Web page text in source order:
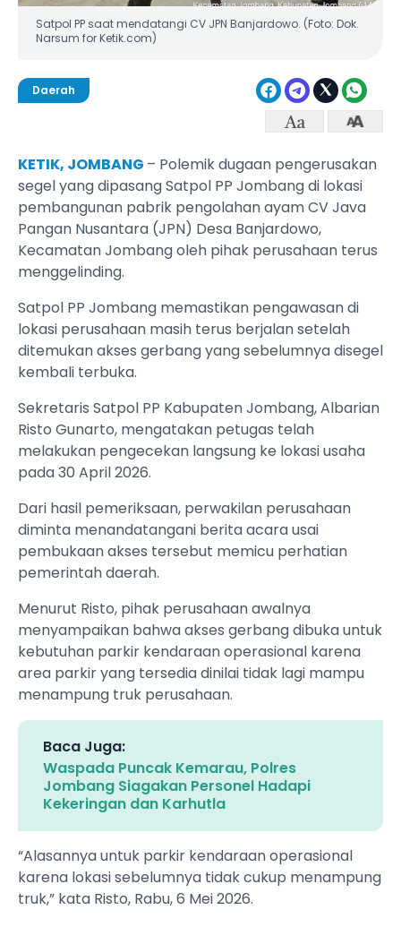
Satpol PP saat mendatangi CV JPN Banjardowo. (Foto: Dok.
Narsum for Ketik.com)
Daerah
KETIK, JOMBANG – Polemik dugaan pengerusakan
segel yang dipasang Satpol PP Jombang di lokasi
pembangunan pabrik pengolahan ayam CV Java
Pangan Nusantara (JPN) Desa Banjardowo,
Kecamatan Jombang oleh pihak perusahaan terus
menggelinding.
Satpol PP Jombang memastikan pengawasan di
lokasi perusahaan masih terus berjalan setelah
ditemukan akses gerbang yang sebelumnya disegel
kembali terbuka.
Sekretaris Satpol PP Kabupaten Jombang, Albarian
Risto Gunarto, mengatakan petugas telah
melakukan pengecekan langsung ke lokasi usaha
pada 30 April 2026.
Dari hasil pemeriksaan, perwakilan perusahaan
diminta menandatangani berita acara usai
pembukaan akses tersebut memicu perhatian
pemerintah daerah.
Menurut Risto, pihak perusahaan awalnya
menyampaikan bahwa akses gerbang dibuka untuk
kebutuhan parkir kendaraan operasional karena
area parkir yang tersedia dinilai tidak lagi mampu
menampung truk perusahaan.
Baca Juga:
Waspada Puncak Kemarau, Polres
Jombang Siagakan Personel Hadapi
Kekeringan dan Karhutla
“Alasannya untuk parkir kendaraan operasional
karena lokasi sebelumnya tidak cukup menampung
truk,” kata Risto, Rabu, 6 Mei 2026.